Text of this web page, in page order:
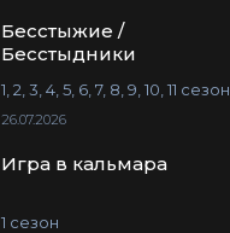
Бесстыжие /
Бесстыдники
1, 2, 3, 4, 5, 6, 7, 8, 9, 10, 11 сезон
26.07.2026
Игра в кальмара
1 сезон